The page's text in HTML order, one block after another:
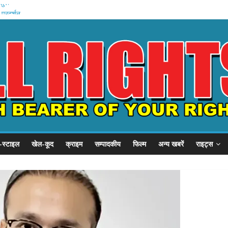
शुरू
शिकायत .
को कैद
खेल-कूद क्राइम सम्पादकीय फिल्म अन्य खबरें राइट्स